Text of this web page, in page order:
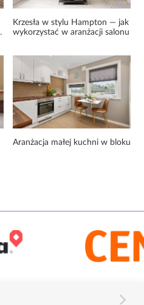
Krzesła w stylu Hampton — jak
wykorzystać w aranżacji salonu
Aranżacja małej kuchni w bloku